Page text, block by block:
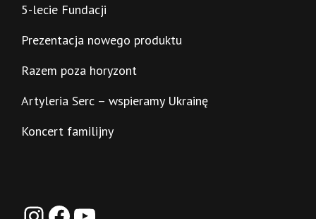
5-lecie Fundacji
Prezentacja nowego produktu
Razem poza horyzont
Artyleria Serc – wspieramy Ukrainę
Koncert familijny